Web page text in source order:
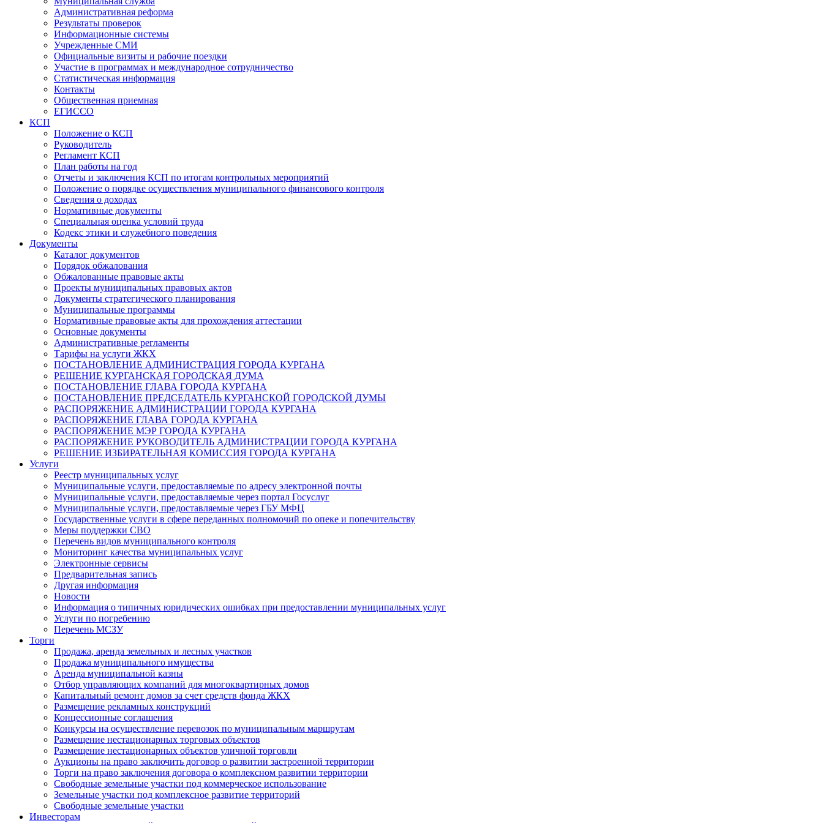
Административная реформа
Результаты проверок
Информационные системы
Учрежденные СМИ
Официальные визиты и рабочие поездки
Участие в программах и международное сотрудничество
Статистическая информация
Контакты
Общественная приемная
ЕГИССО
КСП
Положение о КСП
Руководитель
Регламент КСП
План работы на год
Отчеты и заключения КСП по итогам контрольных мероприятий
Положение о порядке осуществления муниципального финансового контроля
Сведения о доходах
Нормативные документы
Специальная оценка условий труда
Кодекс этики и служебного поведения
Документы
Каталог документов
Порядок обжалования
Обжалованные правовые акты
Проекты муниципальных правовых актов
Документы стратегического планирования
Муниципальные программы
Нормативные правовые акты для прохождения аттестации
Основные документы
Административные регламенты
Тарифы на услуги ЖКХ
ПОСТАНОВЛЕНИЕ АДМИНИСТРАЦИЯ ГОРОДА КУРГАНА
РЕШЕНИЕ КУРГАНСКАЯ ГОРОДСКАЯ ДУМА
ПОСТАНОВЛЕНИЕ ГЛАВА ГОРОДА КУРГАНА
ПОСТАНОВЛЕНИЕ ПРЕДСЕДАТЕЛЬ КУРГАНСКОЙ ГОРОДСКОЙ ДУМЫ
РАСПОРЯЖЕНИЕ АДМИНИСТРАЦИИ ГОРОДА КУРГАНА
РАСПОРЯЖЕНИЕ ГЛАВА ГОРОДА КУРГАНА
РАСПОРЯЖЕНИЕ МЭР ГОРОДА КУРГАНА
РАСПОРЯЖЕНИЕ РУКОВОДИТЕЛЬ АДМИНИСТРАЦИИ ГОРОДА КУРГАНА
РЕШЕНИЕ ИЗБИРАТЕЛЬНАЯ КОМИССИЯ ГОРОДА КУРГАНА
Услуги
Реестр муниципальных услуг
Муниципальные услуги, предоставляемые по адресу электронной почты
Муниципальные услуги, предоставляемые через портал Госуслуг
Муниципальные услуги, предоставляемые через ГБУ МФЦ
Государственные услуги в сфере переданных полномочий по опеке и попечительству
Меры поддержки СВО
Перечень видов муниципального контроля
Мониторинг качества муниципальных услуг
Электронные сервисы
Предварительная запись
Другая информация
Новости
Информация о типичных юридических ошибках при предоставлении муниципальных услуг
Услуги по погребению
Перечень МСЗУ
Торги
Продажа, аренда земельных и лесных участков
Продажа муниципального имущества
Аренда муниципальной казны
Отбор управляющих компаний для многоквартирных домов
Капитальный ремонт домов за счет средств фонда ЖКХ
Размещение рекламных конструкций
Концессионные соглашения
Конкурсы на осуществление перевозок по муниципальным маршрутам
Размещение нестационарных торговых объектов
Размещение нестационарных объектов уличной торговли
Аукционы на право заключить договор о развитии застроенной территории
Торги на право заключения договора о комплексном развитии территории
Свободные земельные участки под коммерческое использование
Земельные участки под комплексное развитие территорий
Свободные земельные участки
Инвесторам